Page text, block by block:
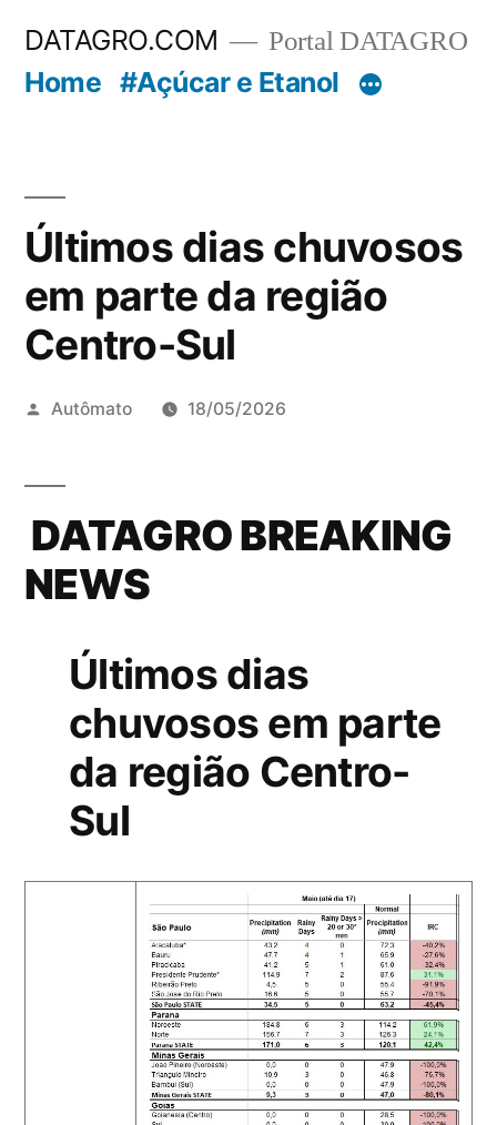
DATAGRO.COM Portal DATAGRO
Home #Açúcar e Etanol
Últimos dias chuvosos
em parte da região
Centro-Sul
Publicado
Autômato 18/05/2026
DATAGRO BREAKING
NEWS
Últimos dias
chuvosos em parte
da região Centro-
Sul